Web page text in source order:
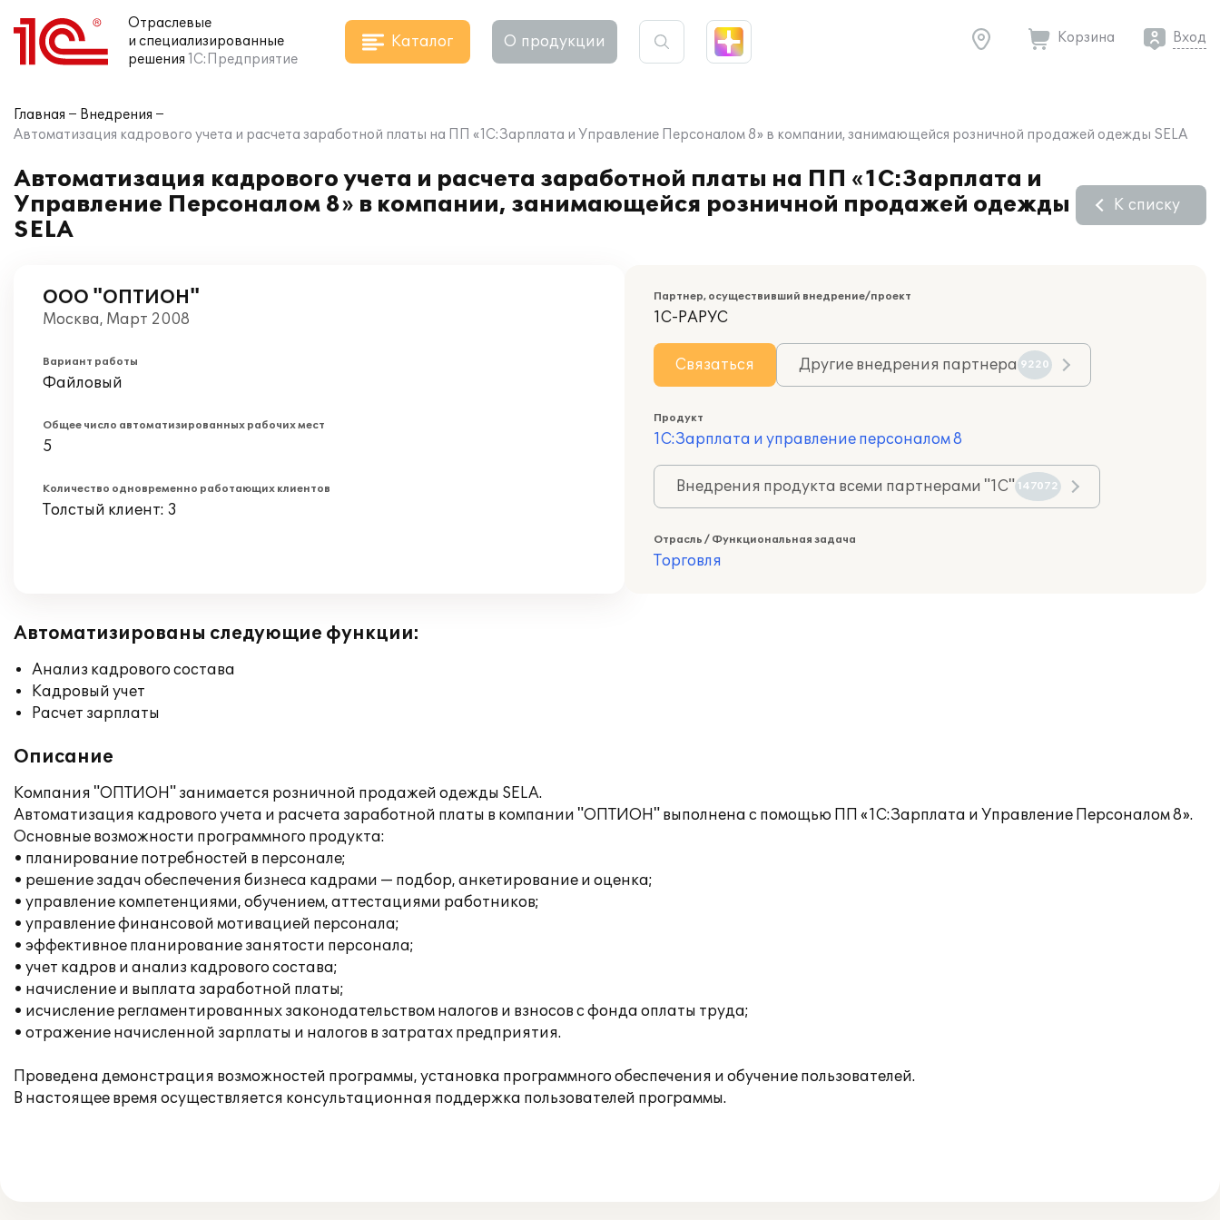
Отраслевые
и специализированные
решения 1С:Предприятие
Каталог О продукции Корзина Вход
Главная
Внедрения
Автоматизация кадрового учета и расчета заработной платы на ПП «1С:Зарплата и Управление Персоналом 8» в компании, занимающейся розничной продажей одежды SELA
Автоматизация кадрового учета и расчета заработной платы на ПП «1С:Зарплата и
Управление Персоналом 8» в компании, занимающейся розничной продажей одежды
SELA
К списку
ООО "ОПТИОН"
Москва, Март 2008
Вариант работы
Файловый
Общее число автоматизированных рабочих мест
5
Количество одновременно работающих клиентов
Толстый клиент: 3
Партнер, осуществивший внедрение/проект
1С-РАРУС
Связаться Другие внедрения партнера 9220
Продукт
1С:Зарплата и управление персоналом 8
Внедрения продукта всеми партнерами "1С" 147072
Отрасль / Функциональная задача
Торговля
Автоматизированы следующие функции:
Анализ кадрового состава
Кадровый учет
Расчет зарплаты
Описание
Компания "ОПТИОН" занимается розничной продажей одежды SELA.
Автоматизация кадрового учета и расчета заработной платы в компании "ОПТИОН" выполнена с помощью ПП «1С:Зарплата и Управление Персоналом 8».
Основные возможности программного продукта:
• планирование потребностей в персонале;
• решение задач обеспечения бизнеса кадрами — подбор, анкетирование и оценка;
• управление компетенциями, обучением, аттестациями работников;
• управление финансовой мотивацией персонала;
• эффективное планирование занятости персонала;
• учет кадров и анализ кадрового состава;
• начисление и выплата заработной платы;
• исчисление регламентированных законодательством налогов и взносов с фонда оплаты труда;
• отражение начисленной зарплаты и налогов в затратах предприятия.
Проведена демонстрация возможностей программы, установка программного обеспечения и обучение пользователей.
В настоящее время осуществляется консультационная поддержка пользователей программы.